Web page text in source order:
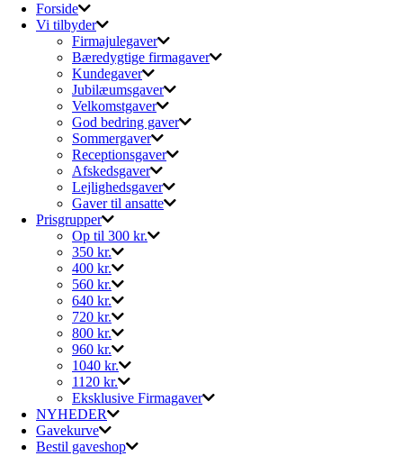
Forside
Vi tilbyder
Firmajulegaver
Bæredygtige firmagaver
Kundegaver
Jubilæumsgaver
Velkomstgaver
God bedring gaver
Sommergaver
Receptionsgaver
Afskedsgaver
Lejlighedsgaver
Gaver til ansatte
Prisgrupper
Op til 300 kr.
350 kr.
400 kr.
560 kr.
640 kr.
720 kr.
800 kr.
960 kr.
1040 kr.
1120 kr.
Eksklusive Firmagaver
NYHEDER
Gavekurve
Bestil gaveshop